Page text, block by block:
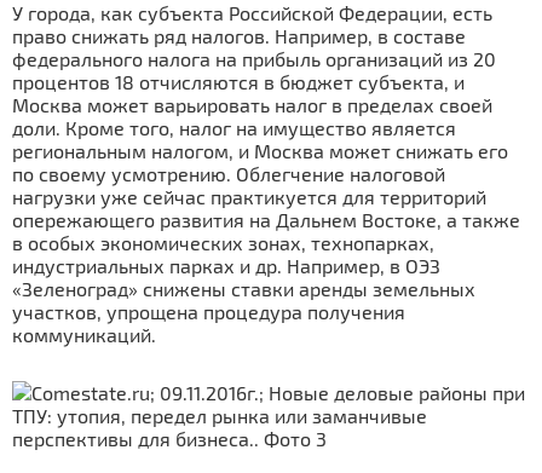
У города, как субъекта Российской Федерации, есть
право снижать ряд налогов. Например, в составе
федерального налога на прибыль организаций из 20
процентов 18 отчисляются в бюджет субъекта, и
Москва может варьировать налог в пределах своей
доли. Кроме того, налог на имущество является
региональным налогом, и Москва может снижать его
по своему усмотрению. Облегчение налоговой
нагрузки уже сейчас практикуется для территорий
опережающего развития на Дальнем Востоке, а также
в особых экономических зонах, технопарках,
индустриальных парках и др. Например, в ОЭЗ
«Зеленоград» снижены ставки аренды земельных
участков, упрощена процедура получения
коммуникаций.